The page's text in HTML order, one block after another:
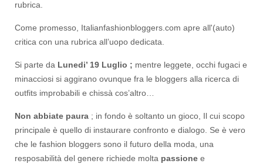
rubrica.
Come promesso, Italianfashionbloggers.com apre all'(auto)
critica con una rubrica all’uopo dedicata.
Si parte da Lunedi’ 19 Luglio ; mentre leggete, occhi fugaci e
minacciosi si aggirano ovunque fra le bloggers alla ricerca di
outfits improbabili e chissà cos’altro…
Non abbiate paura ; in fondo è soltanto un gioco, Il cui scopo
principale è quello di instaurare confronto e dialogo. Se è vero
che le fashion bloggers sono il futuro della moda, una
resposabilità del genere richiede molta passione e